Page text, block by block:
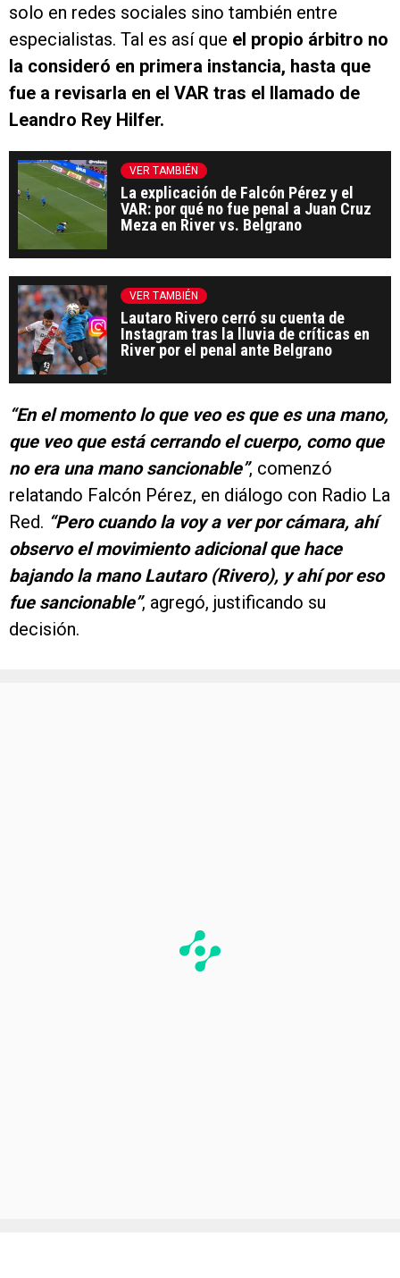
solo en redes sociales sino también entre
especialistas. Tal es así que el propio árbitro no
la consideró en primera instancia, hasta que
fue a revisarla en el VAR tras el llamado de
Leandro Rey Hilfer.
VER TAMBIÉN
La explicación de Falcón Pérez y el
VAR: por qué no fue penal a Juan Cruz
Meza en River vs. Belgrano
VER TAMBIÉN
Lautaro Rivero cerró su cuenta de
Instagram tras la lluvia de críticas en
River por el penal ante Belgrano
“En el momento lo que veo es que es una mano,
que veo que está cerrando el cuerpo, como que
no era una mano sancionable”, comenzó
relatando Falcón Pérez, en diálogo con Radio La
Red. “Pero cuando la voy a ver por cámara, ahí
observo el movimiento adicional que hace
bajando la mano Lautaro (Rivero), y ahí por eso
fue sancionable”, agregó, justificando su
decisión.